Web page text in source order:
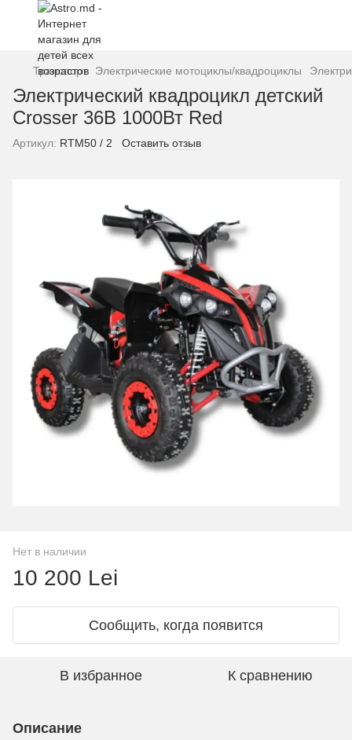
Транспорт Электрические мотоциклы/квадроциклы
Электрический квадроцикл детский
Crosser 36В 1000Вт Red
Артикул: RTM50 / 2 Оставить отзыв
Нет в наличии
10 200 Lei
Сообщить, когда появится
В избранное К сравнению
Описание